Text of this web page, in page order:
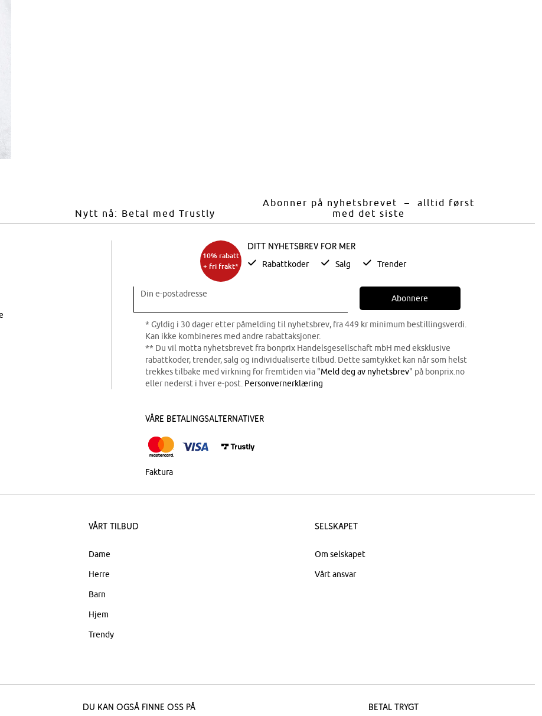
Nytt nå: Betal med Trustly
Abonner på nyhetsbrevet – alltid først
med det siste
10% rabatt
+ fri frakt*
Ditt nyhetsbrev for mer
Rabattkoder Salg Trender
Din e-postadresse Abonnere
* Gyldig i 30 dager etter påmelding til nyhetsbrev, fra 449 kr minimum bestillingsverdi.
Kan ikke kombineres med andre rabattaksjoner.
** Du vil motta nyhetsbrevet fra bonprix Handelsgesellschaft mbH med eksklusive
rabattkoder, trender, salg og individualiserte tilbud. Dette samtykket kan når som helst
trekkes tilbake med virkning for fremtiden via "Meld deg av nyhetsbrev" på bonprix.no
eller nederst i hver e-post. Personvernerklæring
Våre betalingsalternativer
Faktura
Vårt tilbud
Dame
Herre
Barn
Hjem
Trendy
Selskapet
Om selskapet
Vårt ansvar
Du kan også finne oss på Betal trygt